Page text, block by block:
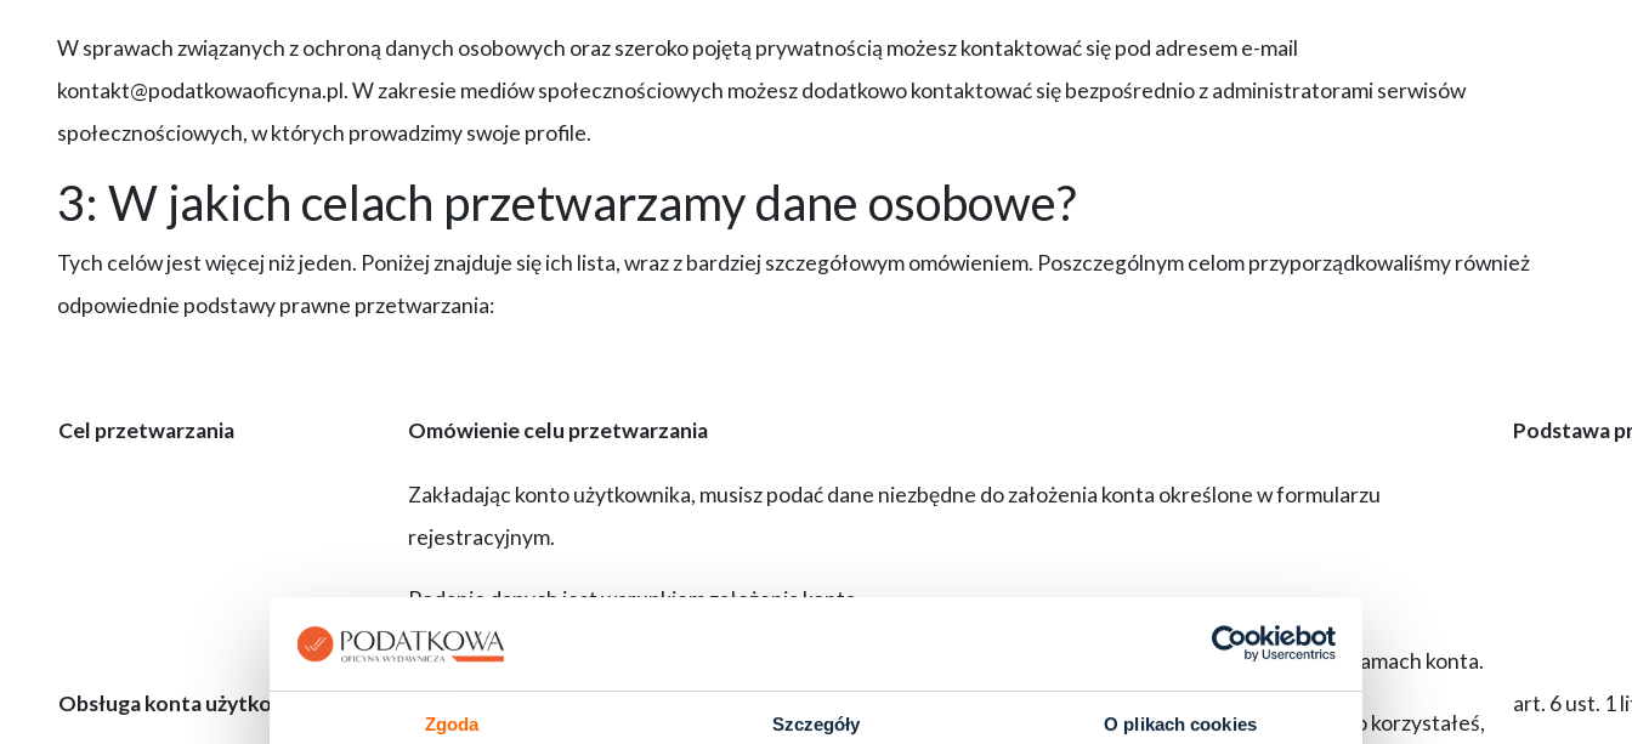
Zgoda Szczegóły O plikach cookies
W sprawach związanych z ochroną danych osobowych oraz szeroko pojętą prywatnością możesz kontaktować się pod adresem e-mail
kontakt@podatkowaoficyna.pl. W zakresie mediów społecznościowych możesz dodatkowo kontaktować się bezpośrednio z administratorami serwisów
społecznościowych, w których prowadzimy swoje profile.
3: W jakich celach przetwarzamy dane osobowe?
Tych celów jest więcej niż jeden. Poniżej znajduje się ich lista, wraz z bardziej szczegółowym omówieniem. Poszczególnym celom przyporządkowaliśmy również
odpowiednie podstawy prawne przetwarzania:
Cel przetwarzania Omówienie celu przetwarzania Podstawa
Obsługa konta użytkownika
Zakładając konto użytkownika, musisz podać dane niezbędne do założenia konta określone w formularzu
rejestracyjnym.
Podanie danych jest warunkiem założenia konta.
W ramach edycji danych konta możesz podać swoje dalej idące dane, zgodnie z dostępnymi opcjami w ramach konta.
Ponadto nasz system wykorzystywany do obsługi kont użytkowników zapisuje Twój numer IP, z którego korzystałeś,
art. 6 ust. 1